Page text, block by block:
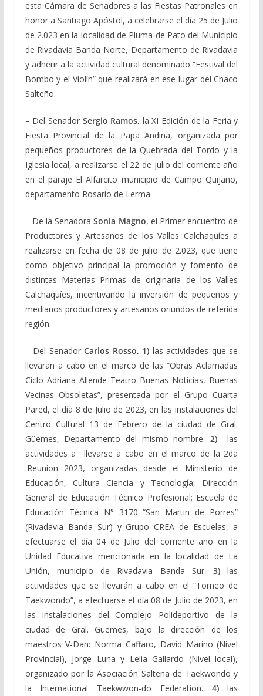
esta Cámara de Senadores a las Fiestas Patronales en
honor a Santiago Apóstol, a celebrarse el día 25 de Julio
de 2.023 en la localidad de Pluma de Pato del Municipio
de Rivadavia Banda Norte, Departamento de Rivadavia
y adherir a la actividad cultural denominado “Festival del
Bombo y el Violín” que realizará en ese lugar del Chaco
Salteño.
– Del Senador Sergio Ramos, la XI Edición de la Feria y
Fiesta Provincial de la Papa Andina, organizada por
pequeños productores de la Quebrada del Tordo y la
Iglesia local, a realizarse el 22 de julio del corriente año
en el paraje El Alfarcito municipio de Campo Quijano,
departamento Rosario de Lerma.
– De la SenadoraSonia Magno, el Primer encuentro de
Productores y Artesanos de los Valles Calchaquíes a
realizarse en fecha de 08 de julio de 2.023, que tiene
como objetivo principal la promoción y fomento de
distintas Materias Primas de originaria de los Valles
Calchaquíes, incentivando la inversión de pequeños y
medianos productores y artesanos oriundos de referida
región.
– Del SenadorCarlos Rosso, 1) las actividades que se
llevaran a cabo en el marco de las “Obras Aclamadas
Ciclo Adriana Allende Teatro Buenas Noticias, Buenas
Vecinas Obsoletas”, presentada por el Grupo Cuarta
Pared, el día 8 de Julio de 2023, en las instalaciones del
Centro Cultural 13 de Febrero de la ciudad de Gral.
Güemes, Departamento del mismo nombre. 2)
las
actividades a llevarse a cabo en el marco de la 2da
.Reunion 2023, organizadas desde el Ministerio de
Educación, Cultura Ciencia y Tecnología, Dirección
General de Educación Técnico Profesional; Escuela de
Educación Técnica N° 3170 “San Martin de Porres”
(Rivadavia Banda Sur) y Grupo CREA de Escuelas, a
efectuarse el día 04 de Julio del corriente año en la
Unidad Educativa mencionada en la localidad de La
Unión, municipio de Rivadavia Banda Sur.3)las
actividades que se llevarán a cabo en el “Torneo de
Taekwondo”, a efectuarse el día 08 de Julio de 2023, en
las instalaciones del Complejo Polideportivo de la
ciudad de Gral. Güemes, bajo la dirección de los
maestros V-Dan: Norma Caffaro, David Marino (Nivel
Provincial), Jorge Luna y Lelia Gallardo (Nivel local),
organizado por la Asociación Salteña de Taekwondo y
la International Taekwwon-do Federation. 4)las